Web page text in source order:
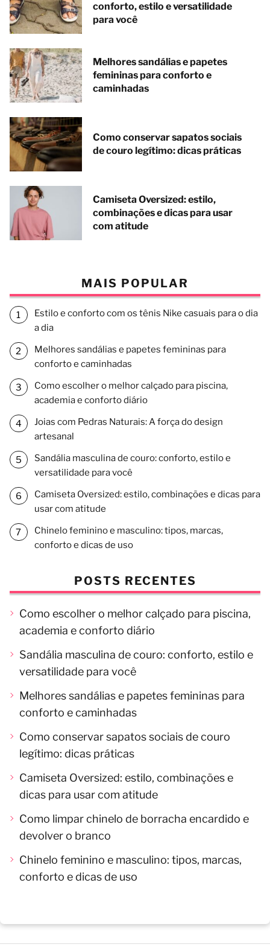
conforto, estilo e versatilidade
para você
Melhores sandálias e papetes
femininas para conforto e
caminhadas
Como conservar sapatos sociais
de couro legítimo: dicas práticas
Camiseta Oversized: estilo,
combinações e dicas para usar
com atitude
MAIS POPULAR
Estilo e conforto com os tênis Nike casuais para o dia
a dia
Melhores sandálias e papetes femininas para
conforto e caminhadas
Como escolher o melhor calçado para piscina,
academia e conforto diário
Joias com Pedras Naturais: A força do design
artesanal
Sandália masculina de couro: conforto, estilo e
versatilidade para você
Camiseta Oversized: estilo, combinações e dicas para
usar com atitude
Chinelo feminino e masculino: tipos, marcas,
conforto e dicas de uso
POSTS RECENTES
Como escolher o melhor calçado para piscina,
academia e conforto diário
Sandália masculina de couro: conforto, estilo e
versatilidade para você
Melhores sandálias e papetes femininas para
conforto e caminhadas
Como conservar sapatos sociais de couro
legítimo: dicas práticas
Camiseta Oversized: estilo, combinações e
dicas para usar com atitude
Como limpar chinelo de borracha encardido e
devolver o branco
Chinelo feminino e masculino: tipos, marcas,
conforto e dicas de uso